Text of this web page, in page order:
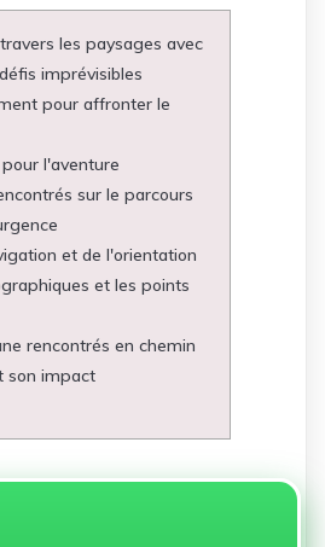
les paysages avec
imprévisibles
pour affronter le
l'aventure
sur le parcours
et de l'orientation
et les points
rencontrés en chemin
son impact